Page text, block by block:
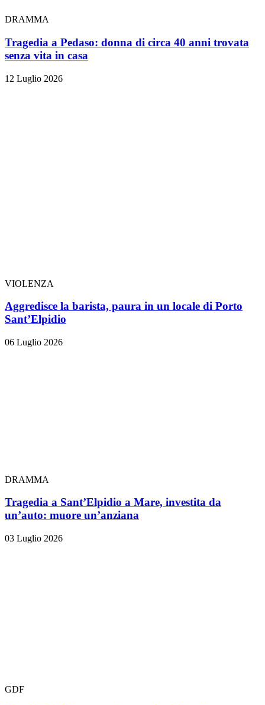
DRAMMA
Tragedia a Pedaso: donna di circa 40 anni trovata
senza vita in casa
12 Luglio 2026
VIOLENZA
Aggredisce la barista, paura in un locale di Porto
Sant’Elpidio
06 Luglio 2026
DRAMMA
Tragedia a Sant’Elpidio a Mare, investita da
un’auto: muore un’anziana
03 Luglio 2026
GDF